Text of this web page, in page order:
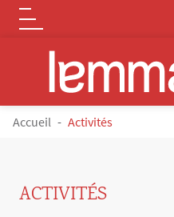
Aller au contenu principal
Logo
FIL D'ARIANE
Accueil Activités
ACTIVITÉS